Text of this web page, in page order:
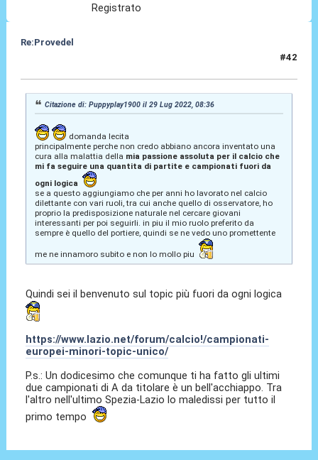
Registrato
Re:Provedel
#42
Citazione di: Puppyplay1900 il 29 Lug 2022, 08:36
domanda lecita
principalmente perche non credo abbiano ancora inventato una
cura alla malattia della mia passione assoluta per il calcio che
mi fa seguire una quantita di partite e campionati fuori da
ogni logica
se a questo aggiungiamo che per anni ho lavorato nel calcio
dilettante con vari ruoli, tra cui anche quello di osservatore, ho
proprio la predisposizione naturale nel cercare giovani
interessanti per poi seguirli. in piu il mio ruolo preferito da
sempre è quello del portiere, quindi se ne vedo uno promettente
me ne innamoro subito e non lo mollo piu
Quindi sei il benvenuto sul topic più fuori da ogni logica
https://www.lazio.net/forum/calcio!/campionati-
europei-minori-topic-unico/
P.s.: Un dodicesimo che comunque ti ha fatto gli ultimi
due campionati di A da titolare è un bell'acchiappo. Tra
l'altro nell'ultimo Spezia-Lazio lo maledissi per tutto il
primo tempo